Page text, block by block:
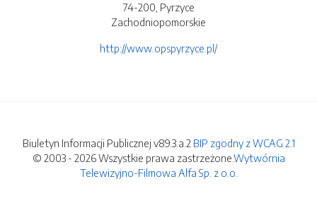
74-200, Pyrzyce
Zachodniopomorskie
http://www.opspyrzyce.pl/
Biuletyn Informacji Publicznej v89.3.a.2 BIP zgodny z WCAG 2.1
© 2003 - 2026 Wszystkie prawa zastrzeżone.Wytwórnia
Telewizyjno-Filmowa Alfa Sp. z o.o.